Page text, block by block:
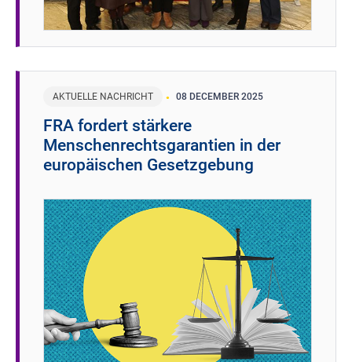
AKTUELLE NACHRICHT 08 DECEMBER 2025
FRA fordert stärkere
Menschenrechtsgarantien in der
europäischen Gesetzgebung